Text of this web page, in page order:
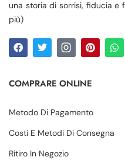
una storia di sorrisi, fiducia e
più)
COMPRARE ONLINE
Metodo Di Pagamento
Costi E Metodi Di Consegna
Ritiro In Negozio